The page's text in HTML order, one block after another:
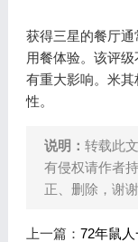
获得三星的餐厅
用餐体验。该评
有重大影响。米
性。
说明： 转载此
有侵权请作者
正、删除，谢
上一篇： 72年鼠